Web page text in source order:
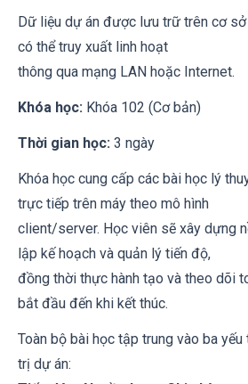
Dữ liệu dự án được lưu trữ trên cơ
có thể truy xuất linh hoạt
thông qua mạng LAN hoặc Internet.
Khóa học: Khóa 102 (Cơ bản)
Thời gian học: 3 ngày
Khóa học cung cấp các bài học lý
trực tiếp trên máy theo mô hình
client/server. Học viên sẽ xây dựng
lập kế hoạch và quản lý tiến độ,
đồng thời thực hành tạo và theo dõi
bắt đầu đến khi kết thúc.
Toàn bộ bài học tập trung vào ba
trị dự án: